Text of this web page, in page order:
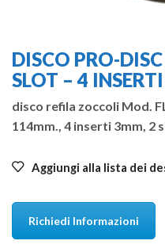
DISCO PRO-
SLOT – 4
disco refila zoccoli Mod.
114mm., 4 inserti 3mm, 2
Aggiungi alla lista dei
Richiedi Informazioni